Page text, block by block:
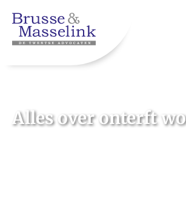
Alles over onterft